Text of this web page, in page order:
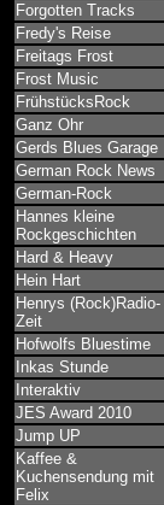
Forgotten Tracks
Fredy's Reise
Freitags Frost
Frost Music
FrühstücksRock
Ganz Ohr
Gerds Blues Garage
German Rock News
German-Rock
Hannes kleine
Rockgeschichten
Hard & Heavy
Hein Hart
Henrys (Rock)Radio-
Zeit
Hofwolfs Bluestime
Inkas Stunde
Interaktiv
JES Award 2010
Jump UP
Kaffee &
Kuchensendung mit
Felix